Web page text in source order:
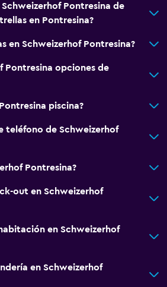
Schweizerhof Pontresina de
en Pontresina?
en Schweizerhof Pontresina?
Pontresina opciones de
piscina?
teléfono de Schweizerhof
Pontresina?
out en Schweizerhof
en Schweizerhof
en Schweizerhof